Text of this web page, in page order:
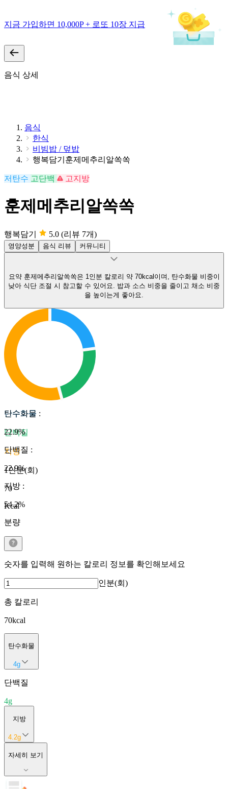
지금 가입하면 10,000P + 로또 10장 지급
음식 상세
음식
한식
비빔밥 / 덮밥
행복담기훈제메추리알쏙쏙
저탄수 고단백 고지방
훈제메추리알쏙쏙
행복담기 5.0 (리뷰 7개)
영양성분 음식 리뷰 커뮤니티
요약 훈제메추리알쏙쏙은 1인분 칼로리 약 70kcal이며, 탄수화물 비중이
낮아 식단 조절 시 참고할 수 있어요. 밥과 소스 비중을 줄이고 채소 비중
을 높이는게 좋아요.
탄수화물
단백질
지방
1인분(회)
70
Kcal
탄수화물 :
22.9%
단백질 :
22.9%
지방 :
54.2%
분량
숫자를 입력해 원하는 칼로리 정보를 확인해보세요
인분(회)
총 칼로리
70kcal
탄수화물
4g
단백질
4g
지방
4.2g
자세히 보기